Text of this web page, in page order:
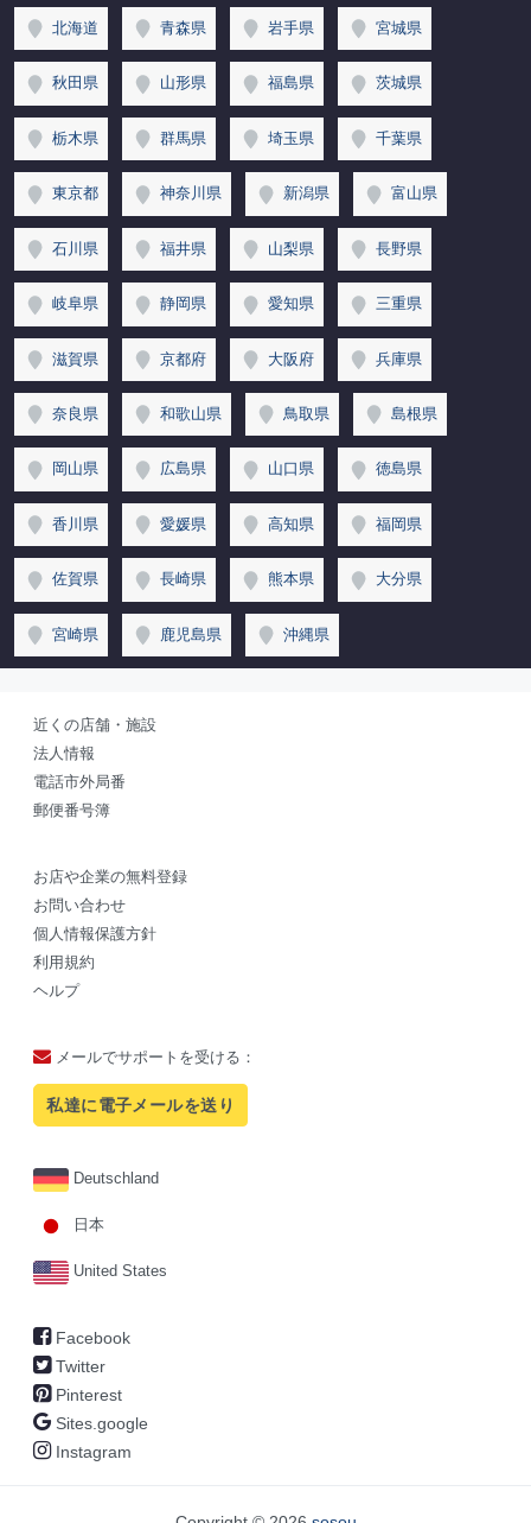
北海道 青森県 岩手県 宮城県
秋田県 山形県 福島県 茨城県
栃木県 群馬県 埼玉県 千葉県
東京都 神奈川県 新潟県 富山県
石川県 福井県 山梨県 長野県
岐阜県 静岡県 愛知県 三重県
滋賀県 京都府 大阪府 兵庫県
奈良県 和歌山県 鳥取県 島根県
岡山県 広島県 山口県 徳島県
香川県 愛媛県 高知県 福岡県
佐賀県 長崎県 熊本県 大分県
宮崎県 鹿児島県 沖縄県
近くの店舗・施設
法人情報
電話市外局番
郵便番号簿
お店や企業の無料登録
お問い合わせ
個人情報保護方針
利用規約
ヘルプ
メールでサポートを受ける：
私達に電子メールを送り
Deutschland
日本
United States
Facebook
Twitter
Pinterest
Sites.google
Instagram